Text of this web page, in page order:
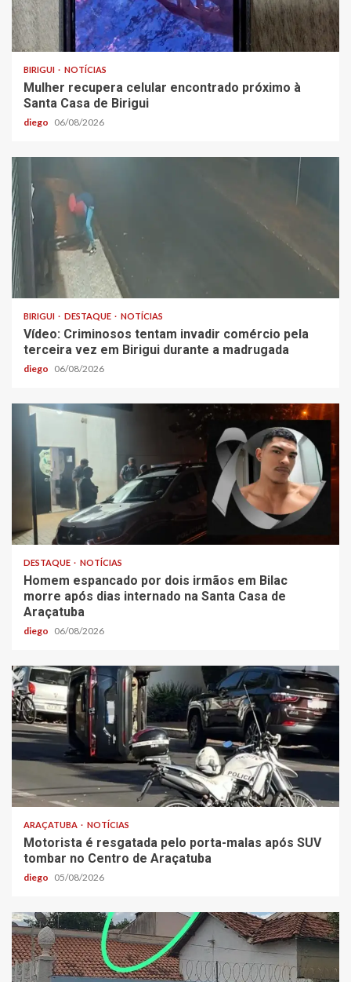
BIRIGUI NOTÍCIAS
Mulher recupera celular encontrado próximo à
Santa Casa de Birigui
diego 06/08/2026
BIRIGUI DESTAQUE NOTÍCIAS
Vídeo: Criminosos tentam invadir comércio pela
terceira vez em Birigui durante a madrugada
diego 06/08/2026
DESTAQUE NOTÍCIAS
Homem espancado por dois irmãos em Bilac
morre após dias internado na Santa Casa de
Araçatuba
diego 06/08/2026
ARAÇATUBA NOTÍCIAS
Motorista é resgatada pelo porta-malas após SUV
tombar no Centro de Araçatuba
diego 05/08/2026